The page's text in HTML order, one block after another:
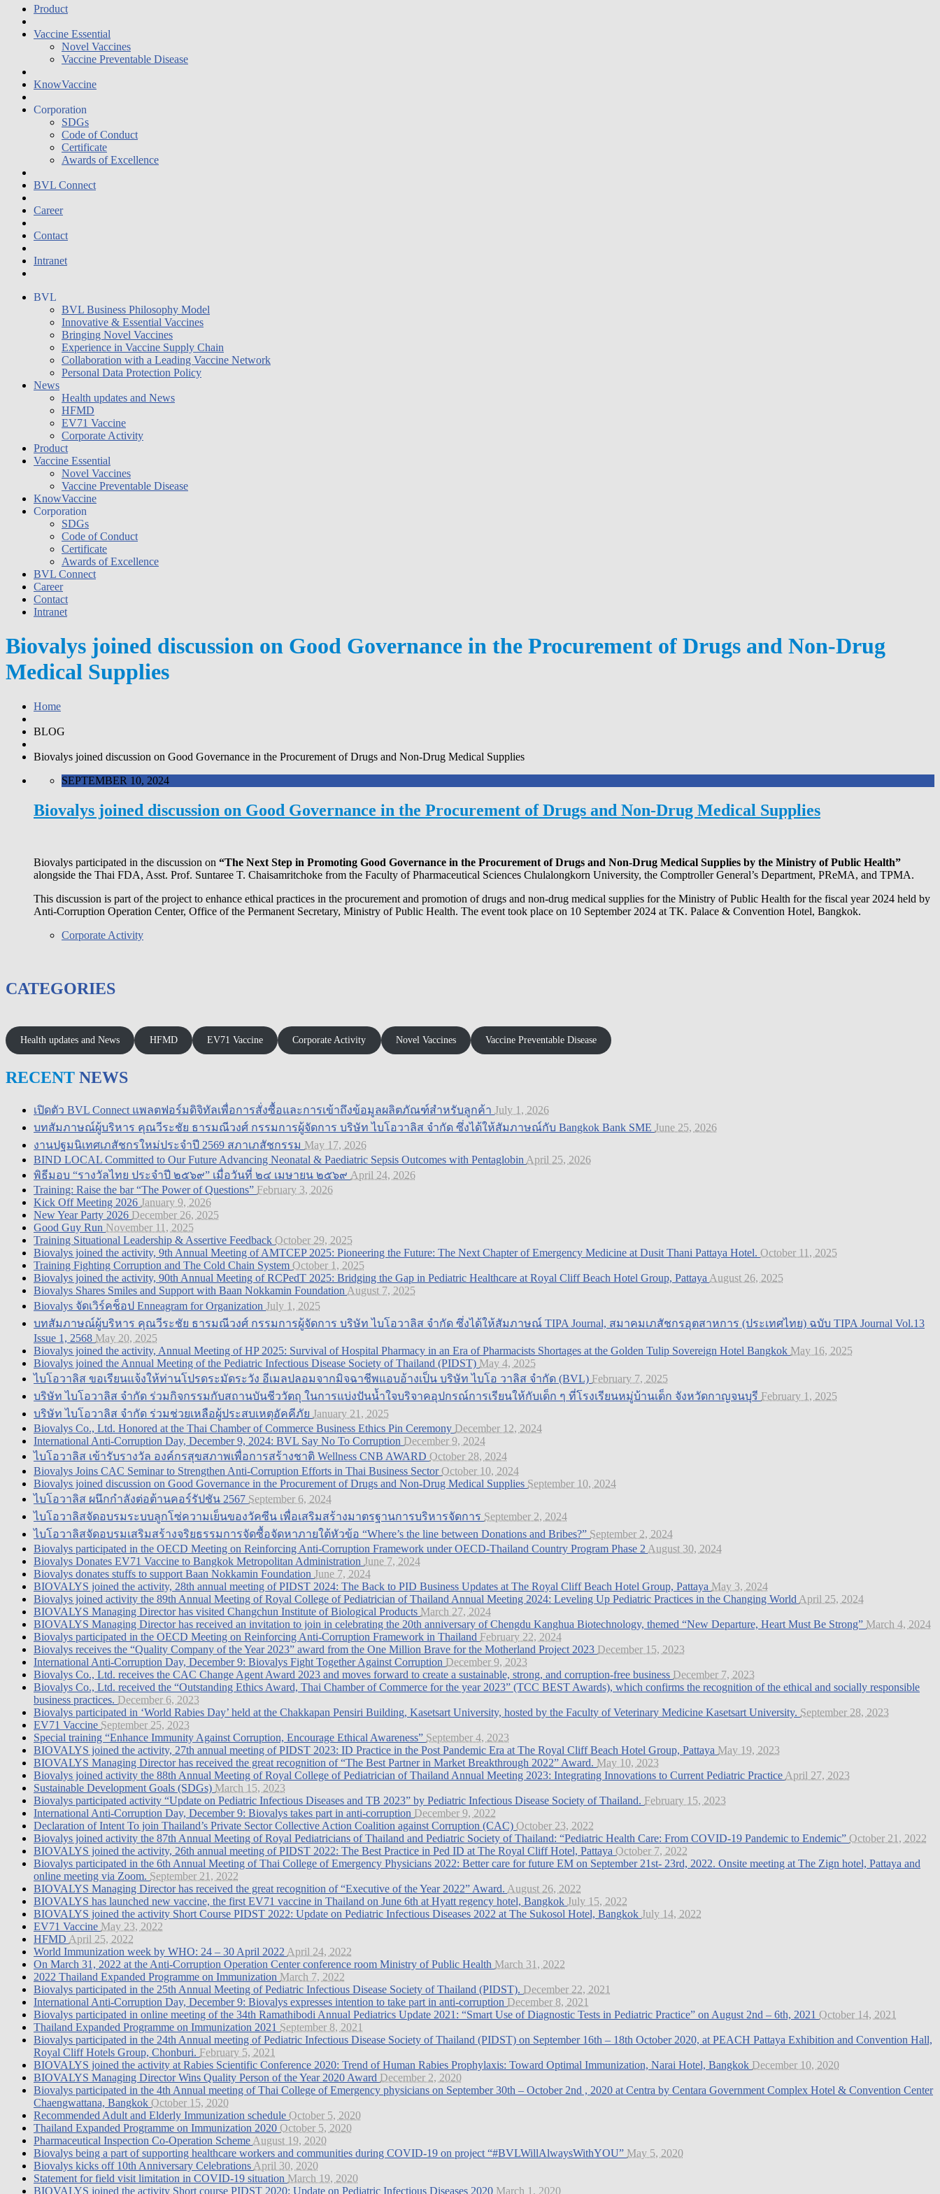
Product
Vaccine Essential
Novel Vaccines
Vaccine Preventable Disease
KnowVaccine
Corporation
SDGs
Code of Conduct
Certificate
Awards of Excellence
BVL Connect
Career
Contact
Intranet
BVL
BVL Business Philosophy Model
Innovative & Essential Vaccines
Bringing Novel Vaccines
Experience in Vaccine Supply Chain
Collaboration with a Leading Vaccine Network
Personal Data Protection Policy
News
Health updates and News
HFMD
EV71 Vaccine
Corporate Activity
Product
Vaccine Essential
Novel Vaccines
Vaccine Preventable Disease
KnowVaccine
Corporation
SDGs
Code of Conduct
Certificate
Awards of Excellence
BVL Connect
Career
Contact
Intranet
Biovalys joined discussion on Good Governance in the Procurement of Drugs and Non-Drug
Medical Supplies
Home
BLOG
Biovalys joined discussion on Good Governance in the Procurement of Drugs and Non-Drug Medical Supplies
SEPTEMBER 10, 2024
Biovalys joined discussion on Good Governance in the Procurement of Drugs and Non-Drug Medical Supplies
Biovalys participated in the discussion on “The Next Step in Promoting Good Governance in the Procurement of Drugs and Non-Drug Medical Supplies by the Ministry of Public Health”
alongside the Thai FDA, Asst. Prof. Suntaree T. Chaisamritchoke from the Faculty of Pharmaceutical Sciences Chulalongkorn University, the Comptroller General’s Department, PReMA, and TPMA.
This discussion is part of the project to enhance ethical practices in the procurement and promotion of drugs and non-drug medical supplies for the Ministry of Public Health for the fiscal year 2024 held by
Anti-Corruption Operation Center, Office of the Permanent Secretary, Ministry of Public Health. The event took place on 10 September 2024 at TK. Palace & Convention Hotel, Bangkok.
Corporate Activity
CATEGORIES
Health updates and News HFMD EV71 Vaccine Corporate Activity Novel Vaccines Vaccine Preventable Disease
RECENT NEWS
เปิดตัว BVL Connect แพลตฟอร์มดิจิทัลเพื่อการสั่งซื้อและการเข้าถึงข้อมูลผลิตภัณฑ์สำหรับลูกค้า July 1, 2026
บทสัมภาษณ์ผู้บริหาร คุณวีระชัย ธารมณีวงศ์ กรรมการผู้จัดการ บริษัท ไบโอวาลิส จำกัด ซึ่งได้ให้สัมภาษณ์กับ Bangkok Bank SME June 25, 2026
งานปฐมนิเทศเภสัชกรใหม่ประจำปี 2569 สภาเภสัชกรรม May 17, 2026
BIND LOCAL Committed to Our Future Advancing Neonatal & Paediatric Sepsis Outcomes with Pentaglobin April 25, 2026
พิธีมอบ “รางวัลไทย ประจำปี ๒๕๖๙” เมื่อวันที่ ๒๔ เมษายน ๒๕๖๙ April 24, 2026
Training: Raise the bar “The Power of Questions” February 3, 2026
Kick Off Meeting 2026 January 9, 2026
New Year Party 2026 December 26, 2025
Good Guy Run November 11, 2025
Training Situational Leadership & Assertive Feedback October 29, 2025
Biovalys joined the activity, 9th Annual Meeting of AMTCEP 2025: Pioneering the Future: The Next Chapter of Emergency Medicine at Dusit Thani Pattaya Hotel. October 11, 2025
Training Fighting Corruption and The Cold Chain System October 1, 2025
Biovalys joined the activity, 90th Annual Meeting of RCPedT 2025: Bridging the Gap in Pediatric Healthcare at Royal Cliff Beach Hotel Group, Pattaya August 26, 2025
Biovalys Shares Smiles and Support with Baan Nokkamin Foundation August 7, 2025
Biovalys จัดเวิร์คช็อป Enneagram for Organization July 1, 2025
บทสัมภาษณ์ผู้บริหาร คุณวีระชัย ธารมณีวงศ์ กรรมการผู้จัดการ บริษัท ไบโอวาลิส จำกัด ซึ่งได้ให้สัมภาษณ์ TIPA Journal, สมาคมเภสัชกรอุตสาหการ (ประเทศไทย) ฉบับ TIPA Journal Vol.13
Issue 1, 2568 May 20, 2025
Biovalys joined the activity, Annual Meeting of HP 2025: Survival of Hospital Pharmacy in an Era of Pharmacists Shortages at the Golden Tulip Sovereign Hotel Bangkok May 16, 2025
Biovalys joined the Annual Meeting of the Pediatric Infectious Disease Society of Thailand (PIDST) May 4, 2025
ไบโอวาลิส ขอเรียนแจ้งให้ท่านโปรดระมัดระวัง อีเมลปลอมจากมิจฉาชีพแอบอ้างเป็น บริษัท ไบโอ วาลิส จำกัด (BVL) February 7, 2025
บริษัท ไบโอวาลิส จำกัด ร่วมกิจกรรมกับสถานบันชีววัตถุ ในการแบ่งปันน้ำใจบริจาคอุปกรณ์การเรียนให้กับเด็ก ๆ ที่โรงเรียนหมู่บ้านเด็ก จังหวัดกาญจนบุรี February 1, 2025
บริษัท ไบโอวาลิส จำกัด ร่วมช่วยเหลือผู้ประสบเหตุอัคคีภัย January 21, 2025
Biovalys Co., Ltd. Honored at the Thai Chamber of Commerce Business Ethics Pin Ceremony December 12, 2024
International Anti-Corruption Day, December 9, 2024: BVL Say No To Corruption December 9, 2024
ไบโอวาลิส เข้ารับรางวัล องค์กรสุขสภาพเพื่อการสร้างชาติ Wellness CNB AWARD October 28, 2024
Biovalys Joins CAC Seminar to Strengthen Anti-Corruption Efforts in Thai Business SectorOctober 10, 2024
Biovalys joined discussion on Good Governance in the Procurement of Drugs and Non-Drug Medical Supplies September 10, 2024
ไบโอวาลิส ผนึกกำลังต่อต้านคอร์รัปชัน 2567 September 6, 2024
ไบโอวาลิสจัดอบรมระบบลูกโซ่ความเย็นของวัคซีน เพื่อเสริมสร้างมาตรฐานการบริหารจัดการ September 2, 2024
ไบโอวาลิสจัดอบรมเสริมสร้างจริยธรรมการจัดซื้อจัดหาภายใต้หัวข้อ “Where’s the line between Donations and Bribes?” September 2, 2024
Biovalys participated in the OECD Meeting on Reinforcing Anti-Corruption Framework under OECD-Thailand Country Program Phase 2 August 30, 2024
Biovalys Donates EV71 Vaccine to Bangkok Metropolitan Administration June 7, 2024
Biovalys donates stuffs to support Baan Nokkamin Foundation June 7, 2024
BIOVALYS joined the activity, 28th annual meeting of PIDST 2024: The Back to PID Business Updates at The Royal Cliff Beach Hotel Group, Pattaya May 3, 2024
Biovalys joined activity the 89th Annual Meeting of Royal College of Pediatrician of Thailand Annual Meeting 2024: Leveling Up Pediatric Practices in the Changing World April 25, 2024
BIOVALYS Managing Director has visited Changchun Institute of Biological Products March 27, 2024
BIOVALYS Managing Director has received an invitation to join in celebrating the 20th anniversary of Chengdu Kanghua Biotechnology, themed “New Departure, Heart Must Be Strong” March 4, 2024
Biovalys participated in the OECD Meeting on Reinforcing Anti-Corruption Framework in Thailand February 22, 2024
Biovalys receives the “Quality Company of the Year 2023” award from the One Million Brave for the Motherland Project 2023 December 15, 2023
International Anti-Corruption Day, December 9: Biovalys Fight Together Against Corruption December 9, 2023
Biovalys Co., Ltd. receives the CAC Change Agent Award 2023 and moves forward to create a sustainable, strong, and corruption-free business December 7, 2023
Biovalys Co., Ltd. received the “Outstanding Ethics Award, Thai Chamber of Commerce for the year 2023” (TCC BEST Awards), which confirms the recognition of the ethical and socially responsible
business practices. December 6, 2023
Biovalys participated in ‘World Rabies Day’ held at the Chakkapan Pensiri Building, Kasetsart University, hosted by the Faculty of Veterinary Medicine Kasetsart University. September 28, 2023
EV71 Vaccine September 25, 2023
Special training “Enhance Immunity Against Corruption, Encourage Ethical Awareness” September 4, 2023
BIOVALYS joined the activity, 27th annual meeting of PIDST 2023: ID Practice in the Post Pandemic Era at The Royal Cliff Beach Hotel Group, Pattaya May 19, 2023
BIOVALYS Managing Director has received the great recognition of “The Best Partner in Market Breakthrough 2022” Award. May 10, 2023
Biovalys joined activity the 88th Annual Meeting of Royal College of Pediatrician of Thailand Annual Meeting 2023: Integrating Innovations to Current Pediatric Practice April 27, 2023
Sustainable Development Goals (SDGs) March 15, 2023
Biovalys participated activity “Update on Pediatric Infectious Diseases and TB 2023” by Pediatric Infectious Disease Society of Thailand. February 15, 2023
International Anti-Corruption Day, December 9: Biovalys takes part in anti-corruption December 9, 2022
Declaration of Intent To join Thailand’s Private Sector Collective Action Coalition against Corruption (CAC) October 23, 2022
Biovalys joined activity the 87th Annual Meeting of Royal Pediatricians of Thailand and Pediatric Society of Thailand: “Pediatric Health Care: From COVID-19 Pandemic to Endemic” October 21, 2022
BIOVALYS joined the activity, 26th annual meeting of PIDST 2022: The Best Practice in Ped ID at The Royal Cliff Hotel, Pattaya October 7, 2022
Biovalys participated in the 6th Annual Meeting of Thai College of Emergency Physicians 2022: Better care for future EM on September 21st- 23rd, 2022. Onsite meeting at The Zign hotel, Pattaya and
online meeting via Zoom. September 21, 2022
BIOVALYS Managing Director has received the great recognition of “Executive of the Year 2022” Award. August 26, 2022
BIOVALYS has launched new vaccine, the first EV71 vaccine in Thailand on June 6th at Hyatt regency hotel, Bangkok July 15, 2022
BIOVALYS joined the activity Short Course PIDST 2022: Update on Pediatric Infectious Diseases 2022 at The Sukosol Hotel, Bangkok July 14, 2022
EV71 Vaccine May 23, 2022
HFMD April 25, 2022
World Immunization week by WHO: 24 – 30 April 2022 April 24, 2022
On March 31, 2022 at the Anti-Corruption Operation Center conference room Ministry of Public Health March 31, 2022
2022 Thailand Expanded Programme on Immunization March 7, 2022
Biovalys participated in the 25th Annual Meeting of Pediatric Infectious Disease Society of Thailand (PIDST). December 22, 2021
International Anti-Corruption Day, December 9: Biovalys expresses intention to take part in anti-corruption December 8, 2021
Biovalys participated in online meeting of the 34th Ramathibodi Annual Pediatrics Update 2021: “Smart Use of Diagnostic Tests in Pediatric Practice” on August 2nd – 6th, 2021 October 14, 2021
Thailand Expanded Programme on Immunization 2021 September 8, 2021
Biovalys participated in the 24th Annual meeting of Pediatric Infectious Disease Society of Thailand (PIDST) on September 16th – 18th October 2020, at PEACH Pattaya Exhibition and Convention Hall,
Royal Cliff Hotels Group, Chonburi. February 5, 2021
BIOVALYS joined the activity at Rabies Scientific Conference 2020: Trend of Human Rabies Prophylaxis: Toward Optimal Immunization, Narai Hotel, Bangkok December 10, 2020
BIOVALYS Managing Director Wins Quality Person of the Year 2020 Award December 2, 2020
Biovalys participated in the 4th Annual meeting of Thai College of Emergency physicians on September 30th – October 2nd , 2020 at Centra by Centara Government Complex Hotel & Convention Center
Chaengwattana, Bangkok October 15, 2020
Recommended Adult and Elderly Immunization schedule October 5, 2020
Thailand Expanded Programme on Immunization 2020 October 5, 2020
Pharmaceutical Inspection Co-Operation Scheme August 19, 2020
Biovalys being a part of supporting healthcare workers and communities during COVID-19 on project “#BVLWillAlwaysWithYOU” May 5, 2020
Biovalys kicks off 10th Anniversary Celebrations April 30, 2020
Statement for field visit limitation in COVID-19 situation March 19, 2020
BIOVALYS joined the activity Short course PIDST 2020: Update on Pediatric Infectious Diseases 2020 March 1, 2020